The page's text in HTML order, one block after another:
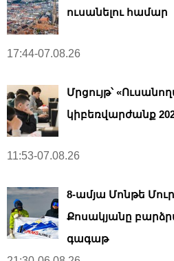
ուսանելու համար
17:44-07.08.26
Մրցույթ՝
կիբեռվարժանք
11:53-07.08.26
8-ամյա Մոնթե
Քոսակյանը
գագաթ